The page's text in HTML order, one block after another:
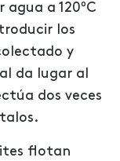
a 120ºC
los
y
da lugar al
dos veces
flotan